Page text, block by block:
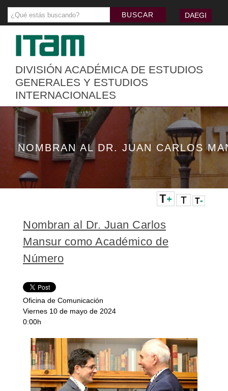
DAEGI
DIVISIÓN ACADÉMICA DE ESTUDIOS
GENERALES Y ESTUDIOS
INTERNACIONALES
NOMBRAN AL DR. JUAN CARLOS
Nombran al Dr. Juan Carlos
Mansur como Académico de
Número
Oficina de Comunicación
Viernes 10 de mayo de 2024
0:00h